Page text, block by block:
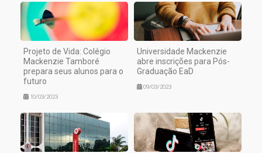
Projeto de Vida: Colégio
Mackenzie Tamboré
prepara seus alunos para o
futuro
10/03/2023
Universidade Mackenzie
abre inscrições para Pós-
Graduação EaD
09/03/2023